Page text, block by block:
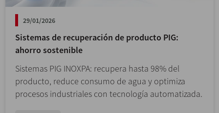
29/01/2026
Sistemas de recuperación de producto PIG:
ahorro sostenible
Sistemas PIG INOXPA: recupera hasta 98% del
producto, reduce consumo de agua y optimiza
procesos industriales con tecnología automatizada.